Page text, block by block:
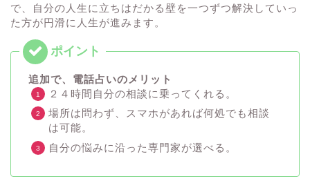
で、自分の人生に立ちはだかる壁を一つずつ解決していっ
た方が円滑に人生が進みます。
追加で、電話占いのメリット
２４時間自分の相談に乗ってくれる。
場所は問わず、スマホがあれば何処でも相談
は可能。
自分の悩みに沿った専門家が選べる。